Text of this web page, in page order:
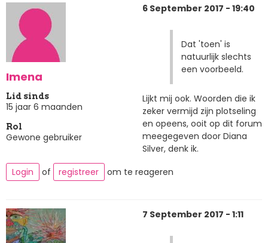
Imena
Lid sinds
15 jaar 6 maanden
Rol
Gewone gebruiker
6 September 2017 - 19:40
Dat 'toen' is
natuurlijk slechts
een voorbeeld.
Lijkt mij ook. Woorden die ik
zeker vermijd zijn plotseling
en opeens, ooit op dit forum
meegegeven door Diana
Silver, denk ik.
Login
of registreer om te reageren
7 September 2017 - 1:11